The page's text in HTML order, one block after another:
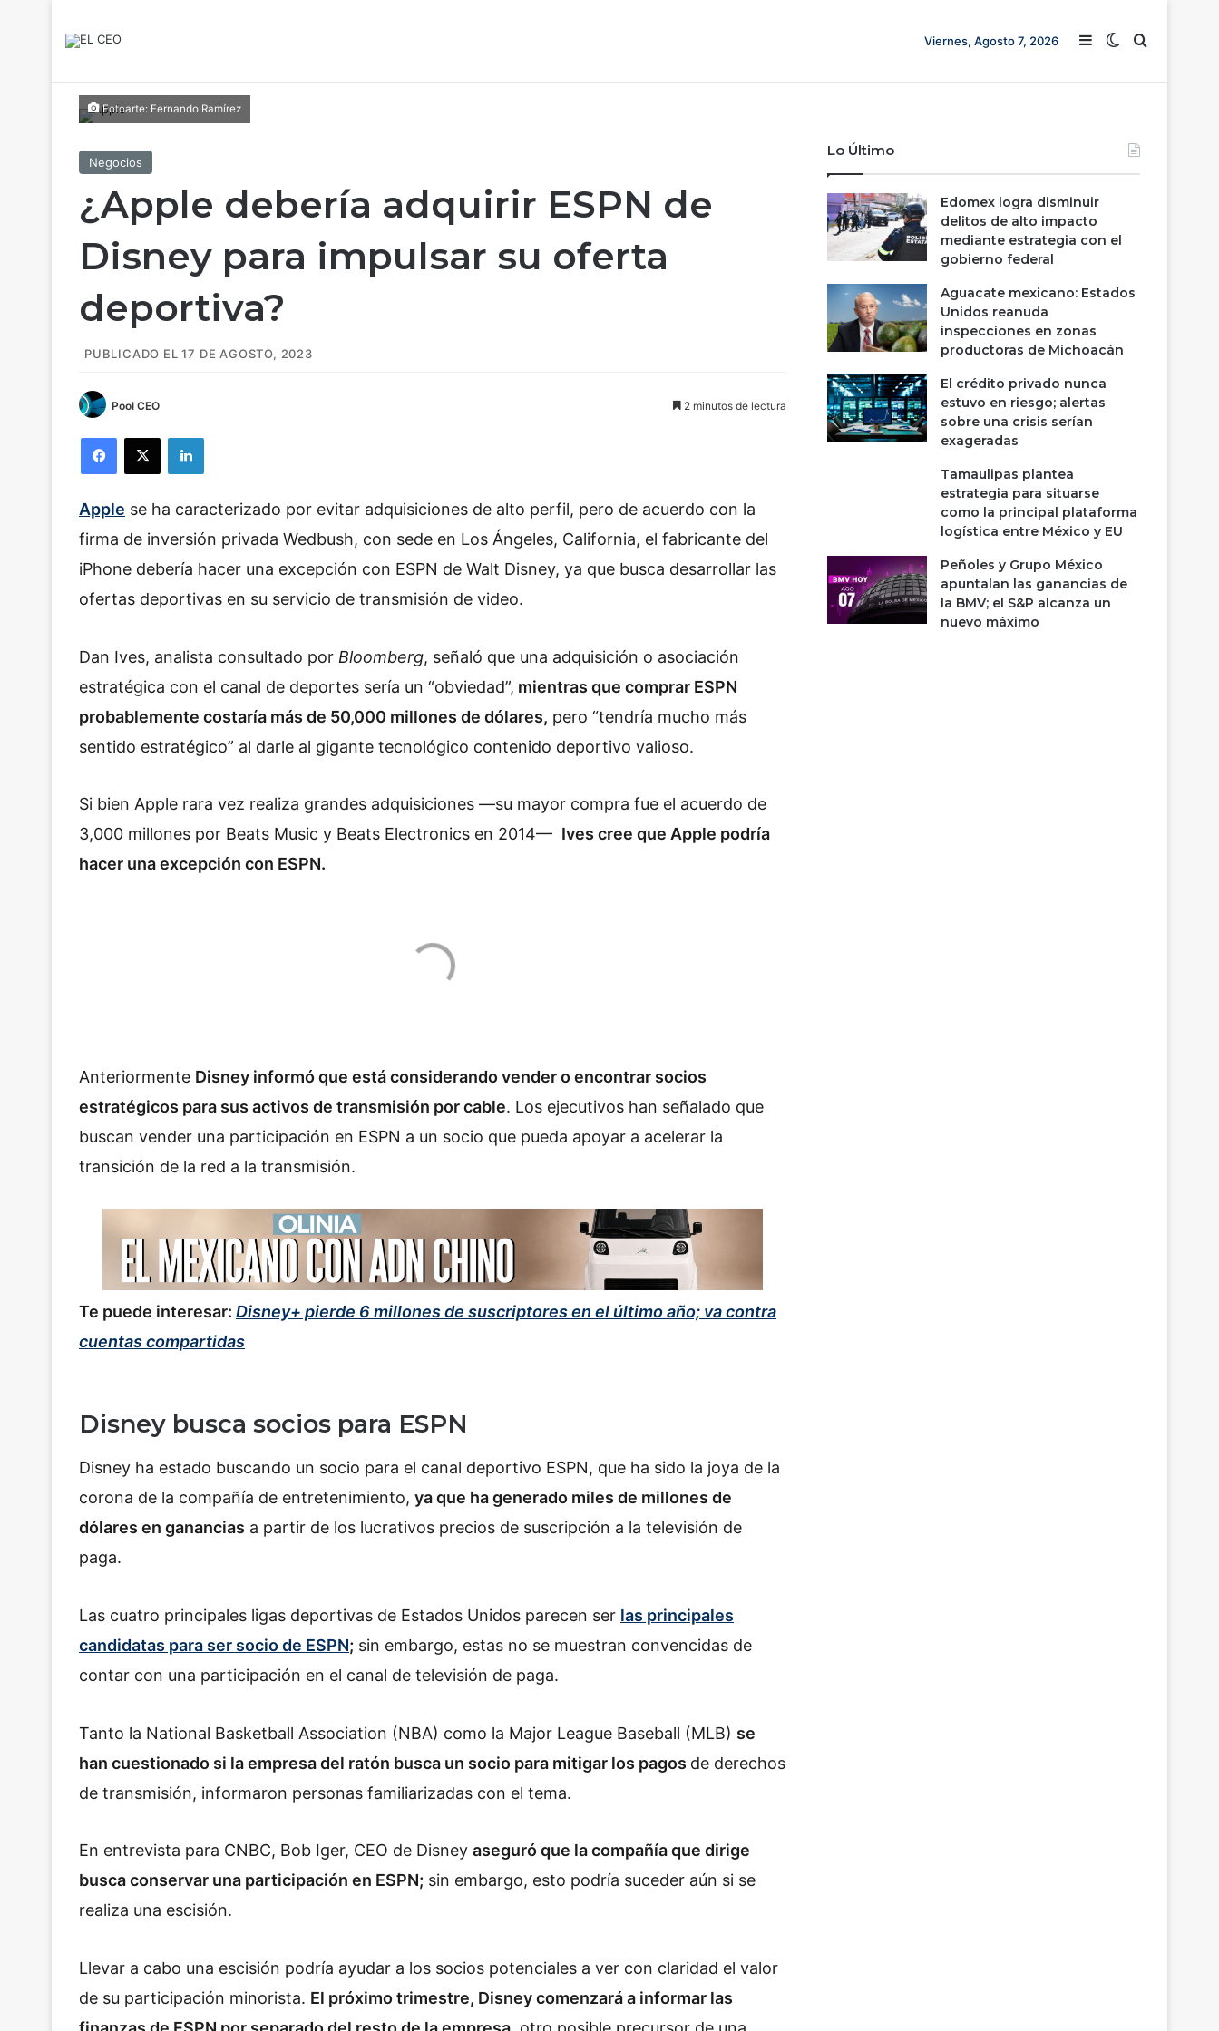
Viernes, Agosto 7, 2026 Barra lateral
Switch skin
Buscar
Fotoarte: Fernando Ramírez
Negocios
¿Apple debería adquirir ESPN de
Disney para impulsar su oferta
deportiva?
PUBLICADO EL 17 DE AGOSTO, 2023
Pool CEO 2 minutos de lectura
Apple se ha caracterizado por evitar adquisiciones de alto perfil, pero de acuerdo con la
firma de inversión privada Wedbush, con sede en Los Ángeles, California, el fabricante del
iPhone debería hacer una excepción con ESPN de Walt Disney, ya que busca desarrollar las
ofertas deportivas en su servicio de transmisión de video.
Dan Ives, analista consultado por Bloomberg, señaló que una adquisición o asociación
estratégica con el canal de deportes sería un “obviedad”, mientras que comprar ESPN
probablemente costaría más de 50,000 millones de dólares, pero “tendría mucho más
sentido estratégico” al darle al gigante tecnológico contenido deportivo valioso.
Si bien Apple rara vez realiza grandes adquisiciones —su mayor compra fue el acuerdo de
3,000 millones por Beats Music y Beats Electronics en 2014— Ives cree que Apple podría
hacer una excepción con ESPN.
Anteriormente Disney informó que está considerando vender o encontrar socios
estratégicos para sus activos de transmisión por cable. Los ejecutivos han señalado que
buscan vender una participación en ESPN a un socio que pueda apoyar a acelerar la
transición de la red a la transmisión.
Te puede interesar: Disney+ pierde 6 millones de suscriptores en el último año; va contra
cuentas compartidas
Disney busca socios para ESPN
Disney ha estado buscando un socio para el canal deportivo ESPN, que ha sido la joya de la
corona de la compañía de entretenimiento, ya que ha generado miles de millones de
dólares en ganancias a partir de los lucrativos precios de suscripción a la televisión de
paga.
Las cuatro principales ligas deportivas de Estados Unidos parecen ser las principales
candidatas para ser socio de ESPN; sin embargo, estas no se muestran convencidas de
contar con una participación en el canal de televisión de paga.
Tanto la National Basketball Association (NBA) como la Major League Baseball (MLB) se
han cuestionado si la empresa del ratón busca un socio para mitigar los pagos de derechos
de transmisión, informaron personas familiarizadas con el tema.
En entrevista para CNBC, Bob Iger, CEO de Disney aseguró que la compañía que dirige
busca conservar una participación en ESPN; sin embargo, esto podría suceder aún si se
realiza una escisión.
Llevar a cabo una escisión podría ayudar a los socios potenciales a ver con claridad el valor
de su participación minorista. El próximo trimestre, Disney comenzará a informar las
Lo Último
Edomex logra disminuir
delitos de alto impacto
mediante estrategia con el
gobierno federal
Aguacate mexicano: Estados
Unidos reanuda
inspecciones en zonas
productoras de Michoacán
El crédito privado nunca
estuvo en riesgo; alertas
sobre una crisis serían
exageradas
Tamaulipas plantea
estrategia para situarse
como la principal plataforma
logística entre México y EU
Peñoles y Grupo México
apuntalan las ganancias de
la BMV; el S&P alcanza un
nuevo máximo